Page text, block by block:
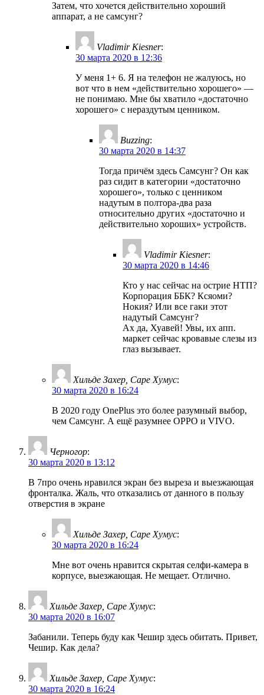
Затем, что хочется действительно хороший
аппарат, а не самсунг?
Vladimir Kiesner:
30 марта 2020 в 12:36
У меня 1+ 6. Я на телефон не жалуюсь, но
вот что в нем «действительно хорошего» —
не понимаю. Мне бы хватило «достаточно
хорошего» с нераздутым ценником.
Buzzing:
30 марта 2020 в 14:37
Тогда причём здесь Самсунг? Он как
раз сидит в категории «достаточно
хорошего», только с ценником
надутым в полтора-два раза
относительно других «достаточно и
действительно хороших» устройств.
Vladimir Kiesner:
30 марта 2020 в 14:46
Кто у нас сейчас на острие НТП?
Корпорация ББК? Ксяоми?
Нокия? Или все гаки этот
надутый Самсунг?
Ах да, Хуавей! Увы, их апп.
маркет сейчас кровавые слезы из
глаз вызывает.
Хильде Захер, Саре Хумус:
30 марта 2020 в 16:24
В 2020 году OnePlus это более разумный выбор,
чем Самсунг. А ещё разумнее OPPO и VIVO.
Черногор:
30 марта 2020 в 13:12
В 7про очень нравился экран без выреза и выезжающая
фронталка. Жаль, что отказались от данного в пользу
отверстия в экране
Хильде Захер, Саре Хумус:
30 марта 2020 в 16:24
Мне вот очень нравится скрытая селфи-камера в
корпусе, выезжающая. Не мещает. Отлично.
Хильде Захер, Саре Хумус:
30 марта 2020 в 16:07
Забанили. Теперь буду как Чешир здесь обитать. Привет,
Чешир. Как дела?
Хильде Захер, Саре Хумус:
30 марта 2020 в 16:24